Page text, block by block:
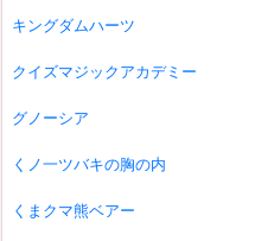
キングダムハーツ
クイズマジックアカデミー
グノーシア
くノ一ツバキの胸の内
くまクマ熊ベアー